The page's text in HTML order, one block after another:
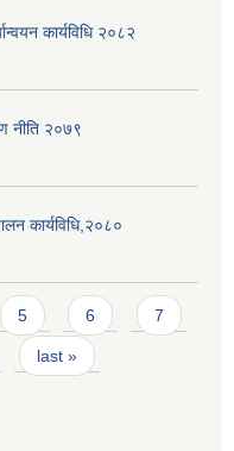
कार्यविधि २०८२
नीति २०७९
कार्यविधि,२०८०
5 6 7
last »